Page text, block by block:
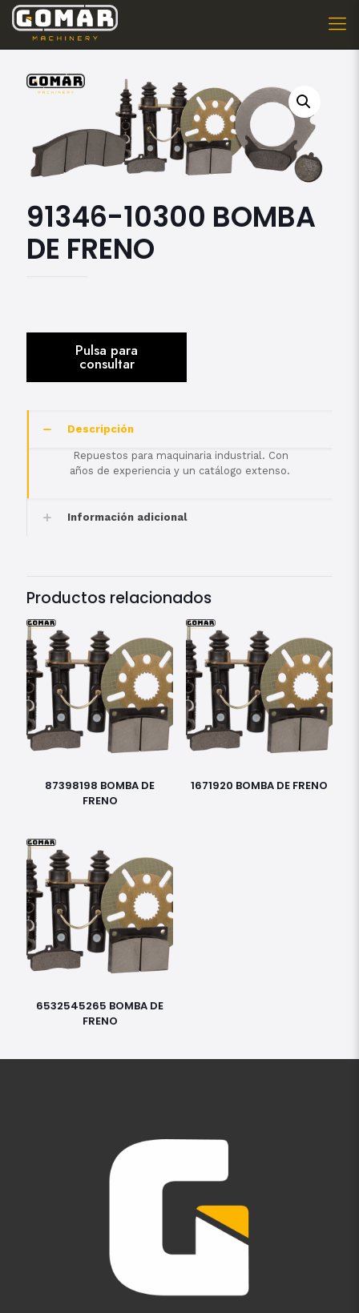
91346-10300 BOMBA
DE FRENO
Descripción
Repuestos para maquinaria industrial. Con
años de experiencia y un catálogo extenso.
Información adicional
Productos relacionados
87398198 BOMBA DE
FRENO
1671920 BOMBA DE FRENO
6532545265 BOMBA DE
FRENO